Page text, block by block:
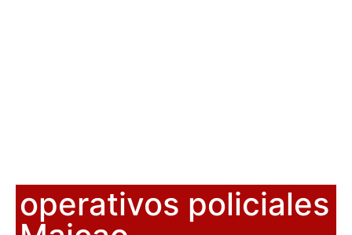
operativos policiales